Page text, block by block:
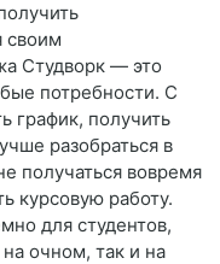
своим
Студворк — это
потребности. С
график, получить
разобраться в
получаться вовремя
курсовую работу.
для студентов,
очном, так и на